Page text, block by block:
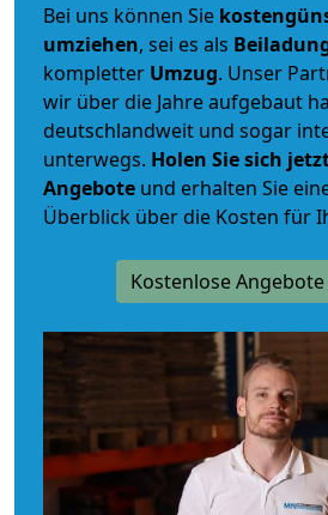
Bei uns können Sie
umziehen, sei es als
kompletter Umzug. Unser
wir über die Jahre aufgebaut
deutschlandweit und sogar
unterwegs. Holen Sie sich
Angebote und erhalten Sie
Überblick über die Kosten für
Kostenlose